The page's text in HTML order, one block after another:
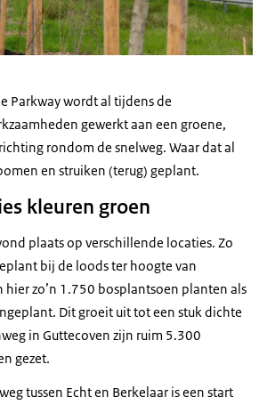
Parkway wordt al tijdens de
gewerkt aan een groene,
rondom de snelweg. Waar dat al
en struiken (terug) geplant.
kleuren groen
plaats op verschillende locaties. Zo
bij de loods ter hoogte van
hier zo’n 1.750 bosplantsoen planten als
Dit groeit uit tot een stuk dichte
in Guttecoven zijn ruim 5.300
gezet.
tussen Echt en Berkelaar is een start